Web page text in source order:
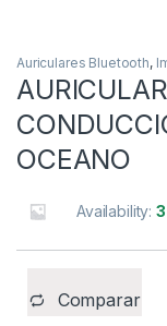
Auriculares Bluetooth,
OCEANO
Availability:
Comparar